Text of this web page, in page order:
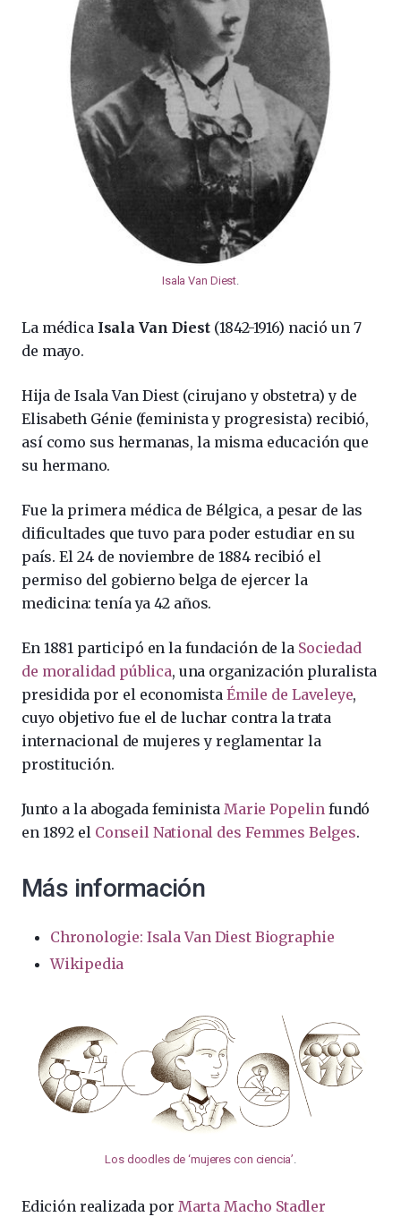
Isala Van Diest
La médica Isala Van Diest(1842-1916) nació un 7
de mayo.
Hija de Isala Van Diest (cirujano y obstetra) y de
Elisabeth Génie (feminista y progresista) recibió,
así como sus hermanas, la misma educación que
su hermano.
Fue la primera médica de Bélgica, a pesar de las
dificultades que tuvo para poder estudiar en su
país.​ El 24 de noviembre de 1884 recibió el
permiso del gobierno belga de ejercer la
medicina: tenía ya 42 años.​
En 1881 participó en la fundación de la Sociedad
de moralidad pública, una organización pluralista
presidida por el economistaÉmile de Laveleye,
cuyo objetivo fue el de luchar contra la trata
internacional de mujeres y reglamentar la
prostitución.
Junto a la abogada feminista Marie Popelin fundó
en 1892 el Conseil National des Femmes Belges.
Más información
Chronologie: Isala Van Diest Biographie
Wikipedia
Los doodles de ‘mujeres con ciencia’.
Edición realizada por Marta Macho Stadler